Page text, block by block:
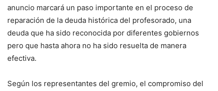
anuncio marcará un paso importante en el proceso de
reparación de la deuda histórica del profesorado, una
deuda que ha sido reconocida por diferentes gobiernos
pero que hasta ahora no ha sido resuelta de manera
efectiva.
Según los representantes del gremio, el compromiso del